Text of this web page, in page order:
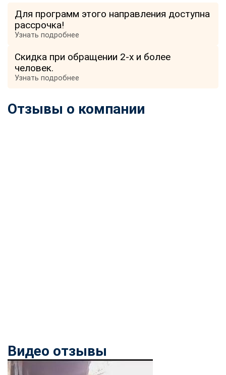
Для программ этого направления доступна
рассрочка!
Узнать подробнее
Скидка при обращении 2-х и более
человек.
Узнать подробнее
Отзывы о компании
Видео отзывы